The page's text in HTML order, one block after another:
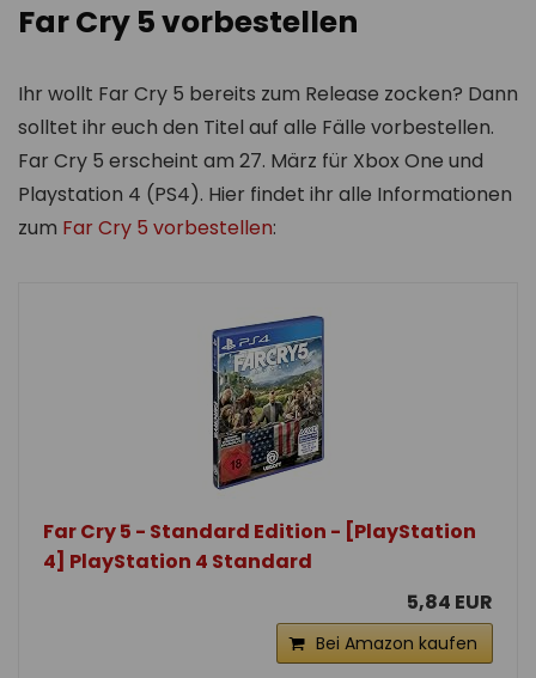
Far Cry 5 vorbestellen
Ihr wollt Far Cry 5 bereits zum Release zocken? Dann
solltet ihr euch den Titel auf alle Fälle vorbestellen.
Far Cry 5 erscheint am 27. März für Xbox One und
Playstation 4 (PS4). Hier findet ihr alle Informationen
zum Far Cry 5 vorbestellen:
Far Cry 5 - Standard Edition - [PlayStation
4] PlayStation 4 Standard
5,84 EUR
Bei Amazon kaufen